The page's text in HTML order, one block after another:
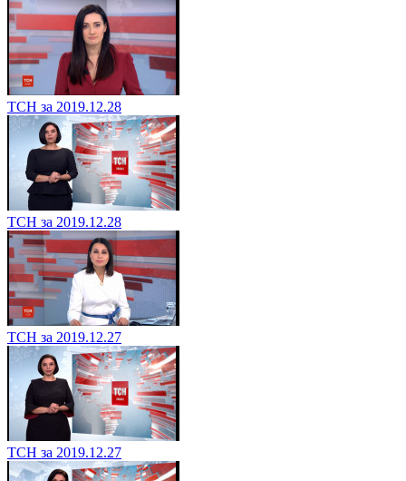
ТСН за 2019.12.28
ТСН за 2019.12.28
ТСН за 2019.12.27
ТСН за 2019.12.27